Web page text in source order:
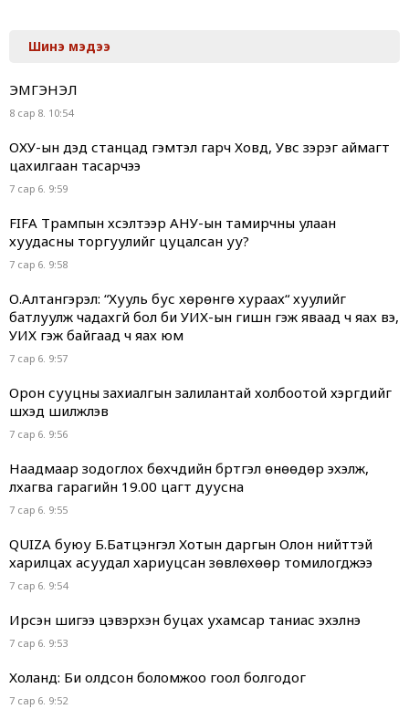
Шинэ мэдээ
ЭМГЭНЭЛ
8 сар 8. 10:54
ОХУ-ын дэд станцад гэмтэл гарч Ховд, Увс зэрэг аймагт
цахилгаан тасарчээ
7 сар 6. 9:59
FIFA Трампын хүсэлтээр АНУ-ын тамирчны улаан
хуудасны торгуулийг цуцалсан уу?
7 сар 6. 9:58
О.Алтангэрэл: “Хууль бус хөрөнгө хураах“ хуулийг
батлуулж чадахгүй бол би УИХ-ын гишүүн гэж яваад ч яах вэ,
УИХ гэж байгаад ч яах юм
7 сар 6. 9:57
Орон сууцны захиалгын залилантай холбоотой хэргүүдийг
шүүхэд шилжүүлэв
7 сар 6. 9:56
Наадмаар зодоглох бөхчүүдийн бүртгэл өнөөдөр эхэлж,
лхагва гарагийн 19.00 цагт дуусна
7 сар 6. 9:55
QUIZA буюу Б.Батцэнгэл Хотын даргын Олон нийттэй
харилцах асуудал хариуцсан зөвлөхөөр томилогджээ
7 сар 6. 9:54
Ирсэн шигээ цэвэрхэн буцах ухамсар таниас эхэлнэ
7 сар 6. 9:53
Холанд: Би олдсон боломжоо гоол болгодог
7 сар 6. 9:52